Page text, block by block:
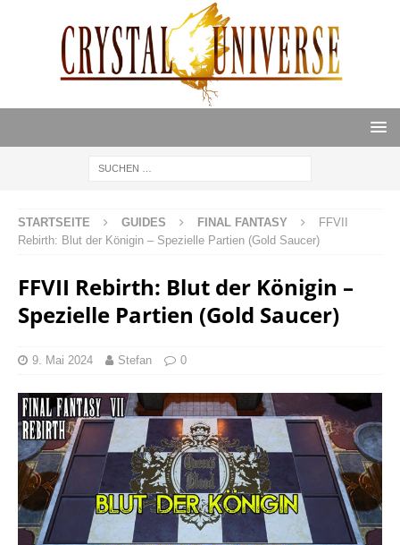
STARTSEITE GUIDES FINAL FANTASY
FFVII
Rebirth: Blut der Königin – Spezielle Partien (Gold Saucer)
FFVII Rebirth: Blut der Königin –
Spezielle Partien (Gold Saucer)
9. Mai 2024 Stefan 0